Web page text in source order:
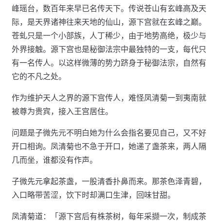
峰瑶台，数百年来早已名传天下。传说苍山有玄峰高及天
际，是天界诸神往来天地的仙山，源下宫就在玄峰之巅。
苍虬只是一个小部族，人丁稀少，由于地势高绝，极少与
外界接触。源下宫也是秘御法宗中最独特的一支，每代只
有一名传人。以这样微薄的势力跻身于秘御法宗，自然有
它的不凡之处。
作为维护天人之界的源下宫传人，难怪凤清菊一到夷南就
被尊为贵宾，接入王宫居住。
问题是子微先元不明白她为什么会指名要见自己，又不好
开口相询。凤清菊也不急于开口，她递了盏茶来，两人隔
几而坐，谁都没有作声。
子微先元拿起茶盏，一股清香扑鼻而来。那茶色泽青碧，
入口略带苦涩，饮下时却满口生津，回味甘甜。
凤清菊道：「源下宫后有株茶树，每年采撷一次，制成茶